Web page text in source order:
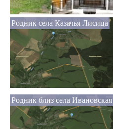
Родник села Казачья Лисица
Родник близ села